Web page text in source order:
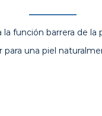
función barrera de
para una piel